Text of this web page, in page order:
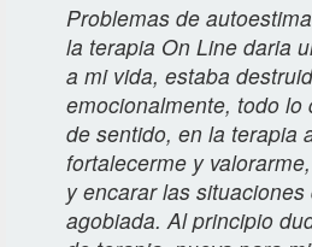
Problemas de
la terapia On Line daria
a mi vida, estaba
emocionalmente, todo
de sentido, en la terapia
fortalecerme y
y encarar las
agobiada. Al principio